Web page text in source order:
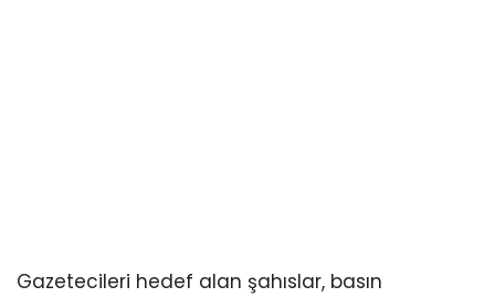
Gazetecileri hedef alan şahıslar, basın